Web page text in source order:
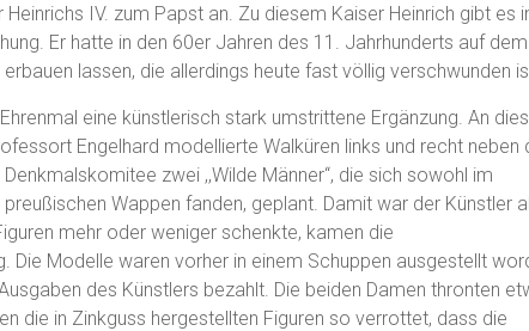
IV. zum Papst an. Zu diesem Kaiser Heinrich gibt es
Er hatte in den 60er Jahren des 11. Jahrhunderts auf dem
lassen, die allerdings heute fast völlig verschwunden
eine künstlerisch stark umstrittene Ergänzung. An
Engelhard modellierte Walküren links und recht neben
zwei ,,Wilde Männer“, die sich sowohl im
Wappen fanden, geplant. Damit war der Künstler
mehr oder weniger schenkte, kamen die
Die Modelle waren vorher in einem Schuppen ausgestellt
des Künstlers bezahlt. Die beiden Damen thronten
die in Zinkguss hergestellten Figuren so verrottet, dass die